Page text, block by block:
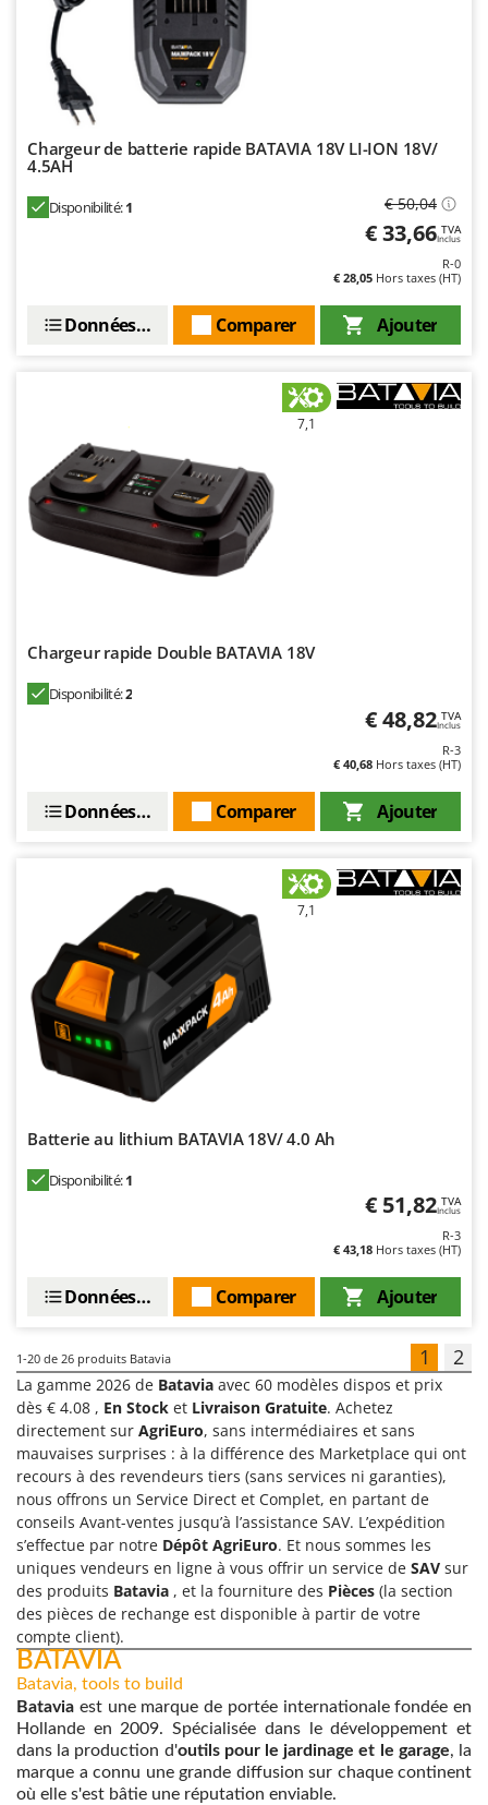
Chargeur de batterie rapide BATAVIA 18V LI-ION 18V/
4.5AH
Disponibilité:1 € 50,04
€ 33,66 TVA
Inclus
R-0
€ 28,05 Hors taxes (HT)
Ajouter
Comparer
Données techniques
7,1
Chargeur rapide Double BATAVIA 18V
Disponibilité:2
€ 48,82 TVA
Inclus
R-3
€ 40,68 Hors taxes (HT)
Ajouter
Comparer
Données techniques
7,1
Batterie au lithium BATAVIA 18V/ 4.0 Ah
Disponibilité:1
€ 51,82 TVA
Inclus
R-3
€ 43,18 Hors taxes (HT)
Ajouter
Comparer
Données techniques
1-20 de 26 produits Batavia 1 2
La gamme 2026 de Batavia avec 60 modèles dispos et prix
dès € 4.08 , En Stock et Livraison Gratuite. Achetez
directement sur AgriEuro, sans intermédiaires et sans
mauvaises surprises : à la différence des Marketplace qui ont
recours à des revendeurs tiers (sans services ni garanties),
nous offrons un Service Direct et Complet, en partant de
conseils Avant-ventes jusqu’à l’assistance SAV. L’expédition
s’effectue par notre Dépôt AgriEuro. Et nous sommes les
uniques vendeurs en ligne à vous offrir un service de SAV sur
des produits Batavia , et la fourniture des Pièces (la section
des pièces de rechange est disponible à partir de votre
compte client).
BATAVIA
Batavia, tools to build
Batavia est une marque de portée internationale fondée en
Hollande en 2009. Spécialisée dans le développement et
dans la production d'outils pour le jardinage et le garage, la
marque a connu une grande diffusion sur chaque continent
où elle s'est bâtie une réputation enviable.